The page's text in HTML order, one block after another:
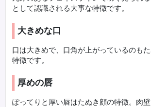
として認識される大事な特徴です。
大きめな口
口は大きめで、口角が上がっているのも
特徴です。
厚めの唇
ぽってりと厚い唇はたぬき顔の特徴。肉